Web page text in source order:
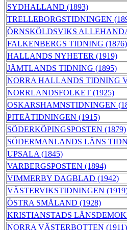
SYDHALLAND (1893)
TRELLEBORGSTIDNINGEN
ÖRNSKÖLDSVIKS
FALKENBERGS TIDNING (1876)
HALLANDS NYHETER (1919)
JÄMTLANDS TIDNING (1895)
NORRA HALLANDS TIDNING
NORRLANDSFOLKET (1925)
OSKARSHAMNSTIDNINGEN
PITEÅTIDNINGEN (1915)
SÖDERKÖPINGSPOSTEN (1879)
SÖDERMANLANDS LÄNS
UPSALA (1845)
VARBERGSPOSTEN (1894)
VIMMERBY DAGBLAD (1942)
VÄSTERVIKSTIDNINGEN
ÖSTRA SMÅLAND (1928)
KRISTIANSTADS
NORRA VÄSTERBOTTEN (1911)